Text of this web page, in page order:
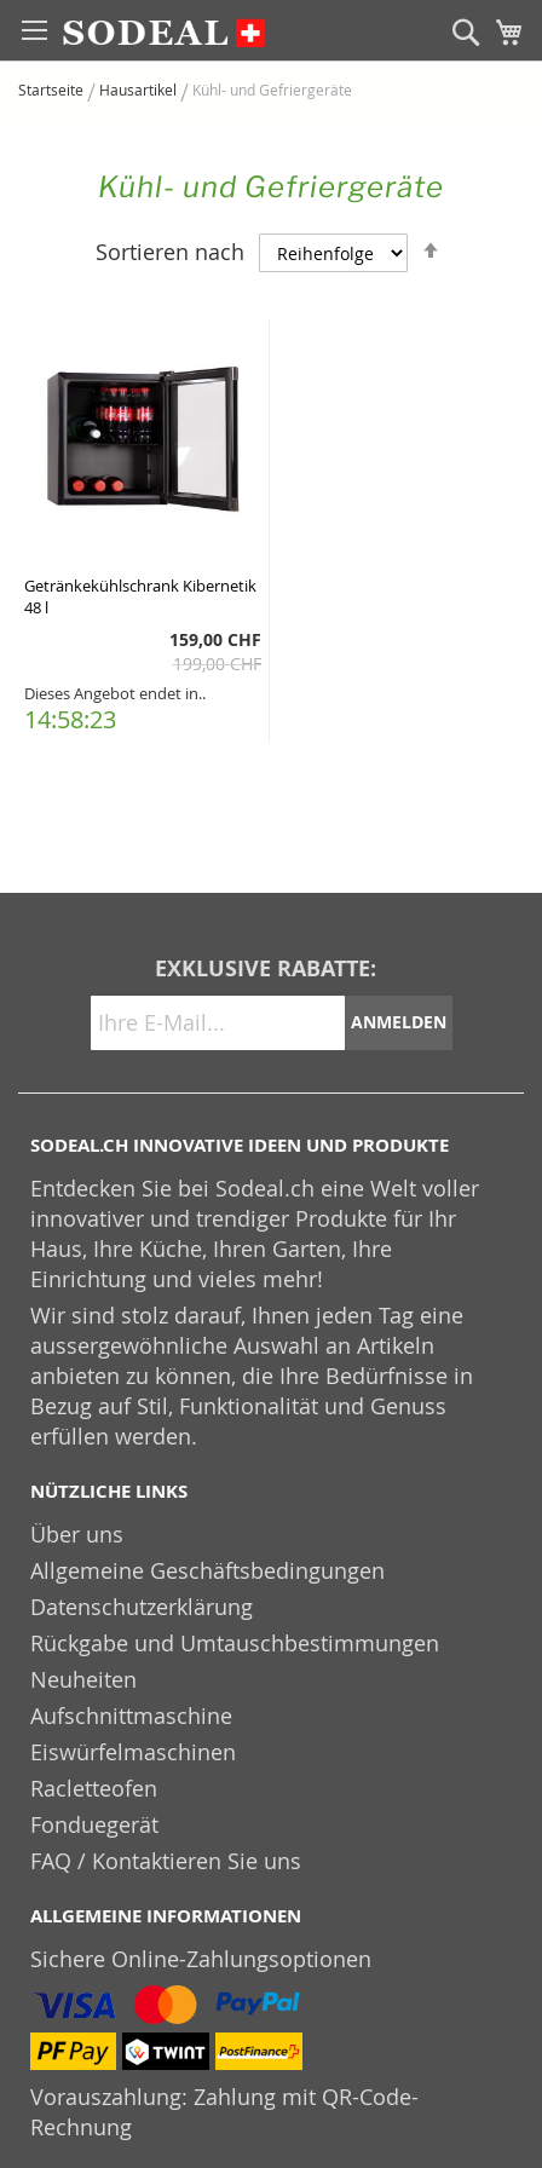
Zum
Inhalt
Startseite Hausartikel Kühl- und Gefriergeräte
Kühl- und Gefriergeräte
Sortieren nach
Getränkekühlschrank Kibernetik
48 l
159,00 CHF
199,00 CHF
Dieses Angebot endet in..
14:58:23
EXKLUSIVE RABATTE:
ANMELDEN
SODEAL.CH INNOVATIVE IDEEN UND PRODUKTE
Entdecken Sie bei Sodeal.ch eine Welt voller
innovativer und trendiger Produkte für Ihr
Haus, Ihre Küche, Ihren Garten, Ihre
Einrichtung und vieles mehr!
Wir sind stolz darauf, Ihnen jeden Tag eine
aussergewöhnliche Auswahl an Artikeln
anbieten zu können, die Ihre Bedürfnisse in
Bezug auf Stil, Funktionalität und Genuss
erfüllen werden.
NÜTZLICHE LINKS
Über uns
Allgemeine Geschäftsbedingungen
Datenschutzerklärung
Rückgabe und Umtauschbestimmungen
Neuheiten
Aufschnittmaschine
Eiswürfelmaschinen
Racletteofen
Fonduegerät
FAQ / Kontaktieren Sie uns
ALLGEMEINE INFORMATIONEN
Sichere Online-Zahlungsoptionen
Vorauszahlung: Zahlung mit QR-Code-
Rechnung